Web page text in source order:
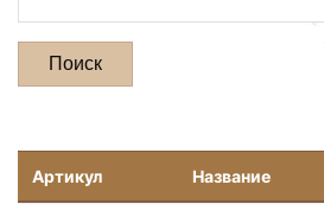
Поиск
Артикул Название